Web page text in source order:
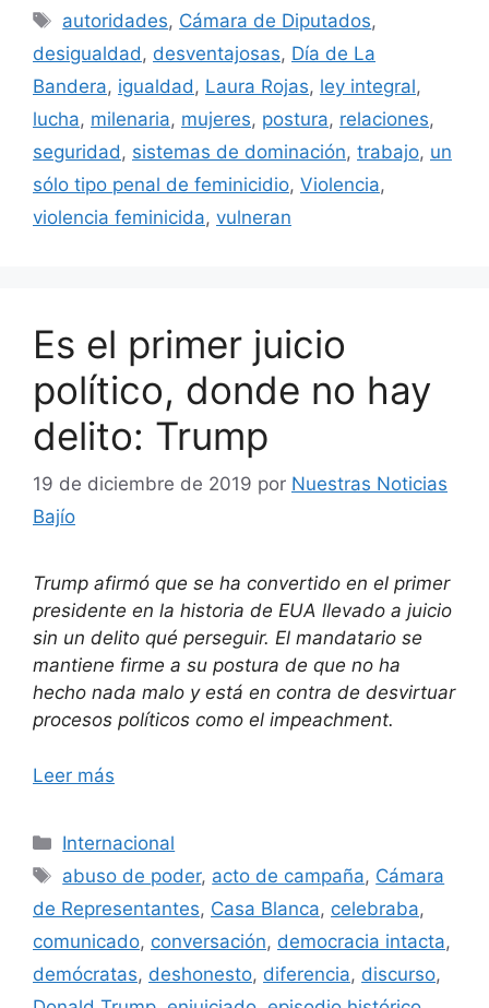
Etiquetas
autoridades, Cámara de Diputados,
desigualdad , desventajosas, Día de La
Bandera, igualdad , Laura Rojas, ley integral,
lucha, milenaria, mujeres, postura, relaciones,
seguridad , sistemas de dominación, trabajo, un
sólo tipo penal de feminicidio, Violencia,
violencia feminicida, vulneran
Es el primer juicio
político, donde no hay
delito: Trump
19 de diciembre de 2019 por Nuestras Noticias
Bajío
Trump afirmó que se ha convertido en el primer
presidente en la historia de EUA llevado a juicio
sin un delito qué perseguir. El mandatario se
mantiene firme a su postura de que no ha
hecho nada malo y está en contra de desvirtuar
procesos políticos como el impeachment.
Leer más
Categorías
Internacional
Etiquetas
abuso de poder, acto de campaña, Cámara
de Representantes, Casa Blanca, celebraba,
comunicado, conversación, democracia intacta,
demócratas, deshonesto, diferencia, discurso,